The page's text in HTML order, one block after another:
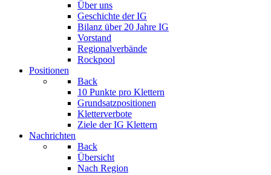
Über uns
Geschichte der IG
Bilanz über 20 Jahre IG
Vorstand
Regionalverbände
Rockpool
Positionen
Back
10 Punkte pro Klettern
Grundsatzpositionen
Kletterverbote
Ziele der IG Klettern
Nachrichten
Back
Übersicht
Nach Region